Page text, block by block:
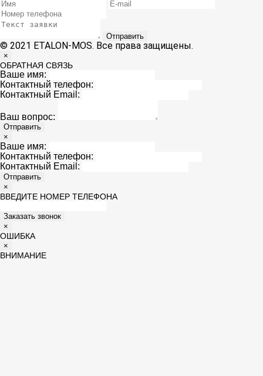
Отправить
© 2021 ETALON-MOS. Все права защищены.
×
ОБРАТНАЯ СВЯЗЬ
Ваше имя:
Контактный телефон:
Контактный Email:
Ваш вопрос:
Отправить
×
Ваше имя:
Контактный телефон:
Контактный Email:
Отправить
×
ВВЕДИТЕ НОМЕР ТЕЛЕФОНА
Заказать звонок
×
ОШИБКА
×
ВНИМАНИЕ